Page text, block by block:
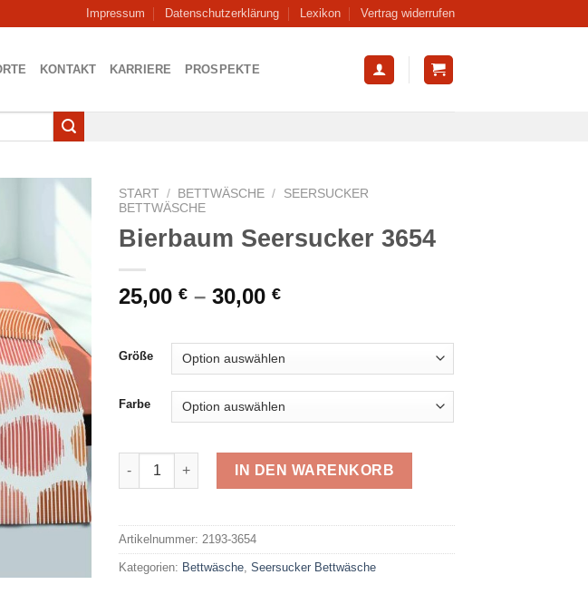
Impressum Datenschutzerklärung Lexikon Vertrag widerrufen
KONTAKT KARRIERE PROSPEKTE
START / BETTWÄSCHE /
SEERSUCKER
BETTWÄSCHE
Bierbaum Seersucker 3654
25,00€ –30,00€
Größe
Farbe
Bierbaum Seersucker 3654 Menge
IN DEN WARENKORB
Artikelnummer: 2193-3654
Kategorien: Bettwäsche ,Seersucker Bettwäsche